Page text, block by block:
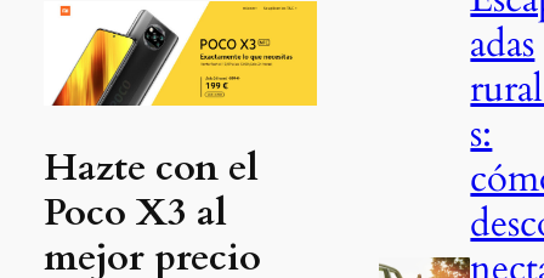
Hazte con el
Poco X3 al
mejor precio
adas
s: